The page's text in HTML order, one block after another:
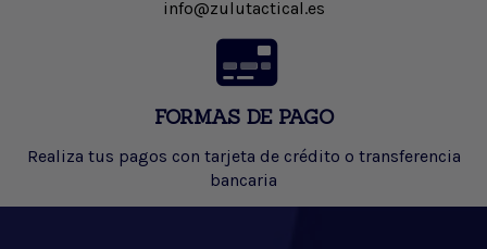
info@zulutactical.es
FORMAS DE PAGO
Realiza tus pagos con tarjeta de crédito o transferencia
bancaria